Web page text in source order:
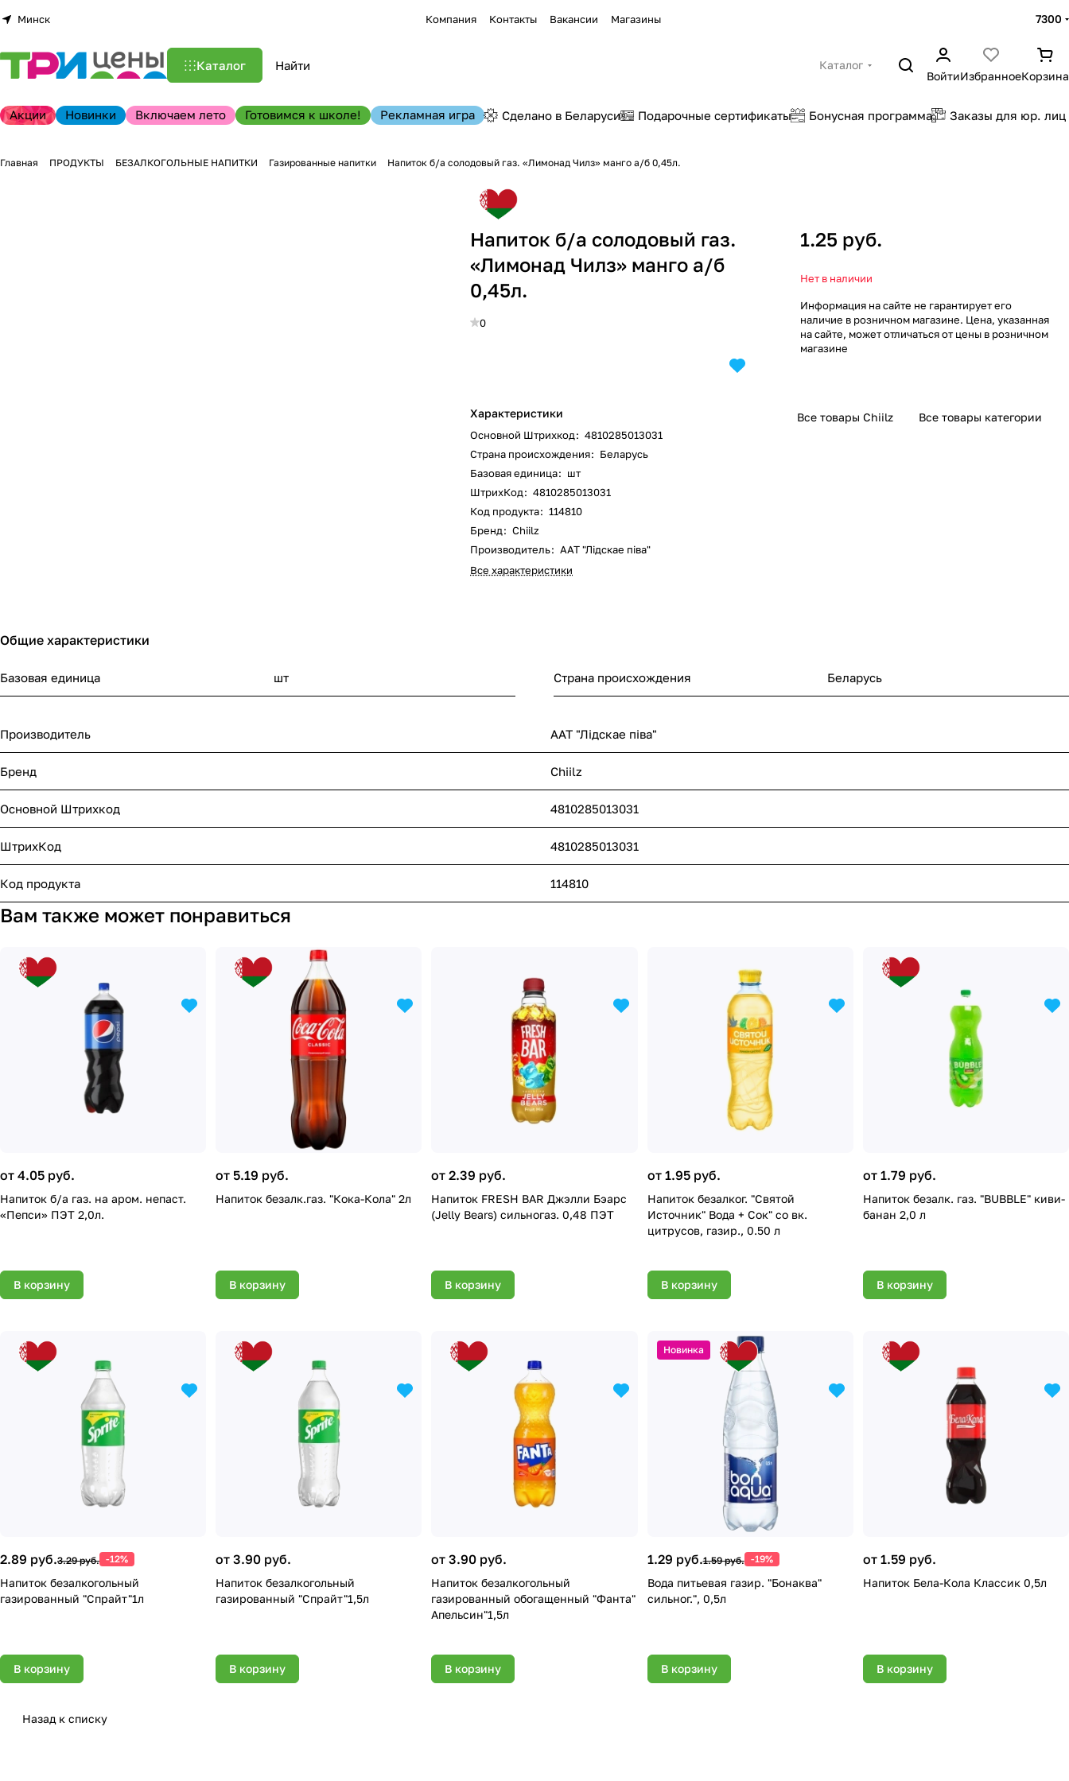
Минск Компания Контакты Вакансии Магазины 7300
Каталог
Каталог
ВойтиИзбранноеКорзина
Акции Новинки Включаем лето Готовимся к школе! Рекламная игра Сделано в Беларуси Подарочные сертификаты Бонусная программа Заказы для юр. лиц
Главная ПРОДУКТЫ БЕЗАЛКОГОЛЬНЫЕ НАПИТКИ Газированные напитки Напиток б/а солодовый газ. «Лимонад Чилз» манго а/б 0,45л.
Напиток б/а солодовый газ.
«Лимонад Чилз» манго а/б
0,45л.
0
Характеристики
Основной Штрихкод: 4810285013031
Страна происхождения: Беларусь
Базовая единица: шт
ШтрихКод: 4810285013031
Код продукта: 114810
Бренд: Chiilz
Производитель: ААТ "Лідскае піва"
Все характеристики
1.25 руб.
Нет в наличии
Информация на сайте не гарантирует его
наличие в розничном магазине. Цена, указанная
на сайте, может отличаться от цены в розничном
магазине
Все товары Chiilz Все товары категории
Общие характеристики
Базовая единица шт Страна происхождения Беларусь
Производитель ААТ "Лідскае піва"
Бренд Chiilz
Основной Штрихкод 4810285013031
ШтрихКод 4810285013031
Код продукта 114810
Вам также может понравиться
от 4.05 руб.
Напиток б/а газ. на аром. непаст.
«Пепси» ПЭТ 2,0л.
В корзину
от 5.19 руб.
Напиток безалк.газ. "Кока-Кола" 2л
В корзину
от 2.39 руб.
Напиток FRESH BAR Джэлли Бэарс
(Jelly Bears) сильногаз. 0,48 ПЭТ
В корзину
от 1.95 руб.
Напиток безалког. "Святой
Источник" Вода + Сок" со вк.
цитрусов, газир., 0.50 л
В корзину
от 1.79 руб.
Напиток безалк. газ. "BUBBLE" киви-
банан 2,0 л
В корзину
2.89 руб.3.29 руб. -12%
Напиток безалкогольный
газированный "Спрайт"1л
В корзину
от 3.90 руб.
Напиток безалкогольный
газированный "Спрайт"1,5л
В корзину
от 3.90 руб.
Напиток безалкогольный
газированный обогащенный "Фанта"
Апельсин"1,5л
В корзину
Новинка
1.29 руб.1.59 руб. -19%
Вода питьевая газир. "Бонаква"
сильног.", 0,5л
В корзину
от 1.59 руб.
Напиток Бела-Кола Классик 0,5л
В корзину
Назад к списку